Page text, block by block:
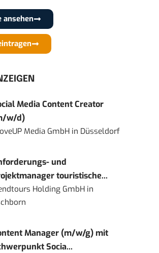
ansehen
Media Content Creator
w/d)
Media GmbH in Düsseldorf
und
touristische...
Holding GmbH in
Manager (m/w/g) mit
Socia...